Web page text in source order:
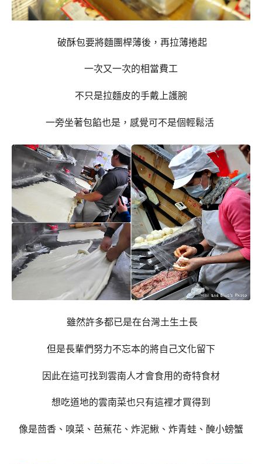
破酥包要將麵團桿薄後，再拉薄捲起
一次又一次的相當費工
不只是拉麵皮的手戴上護腕
一旁坐著包餡也是，感覺可不是個輕鬆活
雖然許多都已是在台灣土生土長
但是長輩們努力不忘本的將自己文化留下
因此在這可找到雲南人才會食用的奇特食材
想吃道地的雲南菜也只有這裡才買得到
像是茴香、嗅菜、芭蕉花、炸泥鰍、炸青蛙、醃小螃蟹